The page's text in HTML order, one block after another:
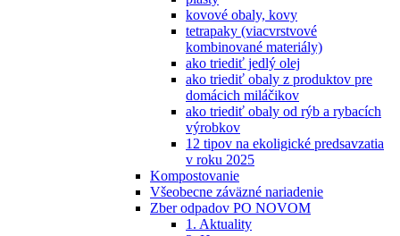
kovové obaly, kovy
tetrapaky (viacvrstvové
kombinované materiály)
ako triediť jedlý olej
ako triediť obaly z produktov pre
domácich miláčikov
ako triediť obaly od rýb a rybacích
výrobkov
12 tipov na ekoligické predsavzatia
v roku 2025
Kompostovanie
Všeobecne záväzné nariadenie
Zber odpadov PO NOVOM
1. Aktuality